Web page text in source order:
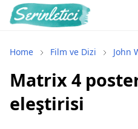
Home Film ve Dizi John
Matrix 4
eleştirisi